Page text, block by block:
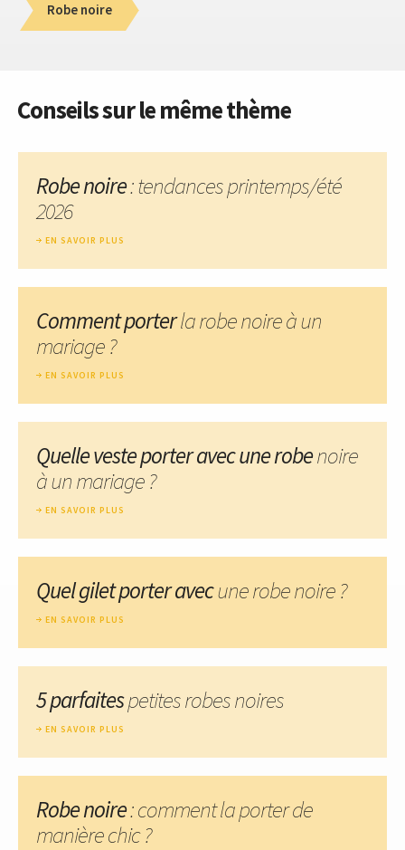
Robe noire
Conseils sur le même thème
Robe noire: tendances printemps/été
2026
EN SAVOIR PLUS
Comment porterla robe noire à un
mariage ?
EN SAVOIR PLUS
Quelle veste porter avec une robenoire
à un mariage ?
EN SAVOIR PLUS
Quel gilet porter avecune robe noire ?
EN SAVOIR PLUS
5 parfaitespetites robes noires
EN SAVOIR PLUS
Robe noire: comment la porter de
manière chic ?